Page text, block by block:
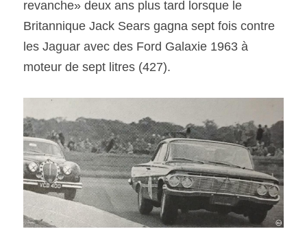
revanche» deux ans plus tard lorsque le
Britannique Jack Sears gagna sept fois contre
les Jaguar avec des Ford Galaxie 1963 à
moteur de sept litres (427).